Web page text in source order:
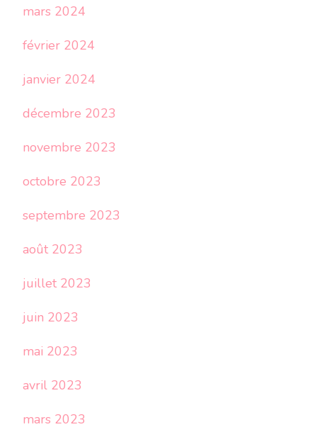
mars 2024
février 2024
janvier 2024
décembre 2023
novembre 2023
octobre 2023
septembre 2023
août 2023
juillet 2023
juin 2023
mai 2023
avril 2023
mars 2023